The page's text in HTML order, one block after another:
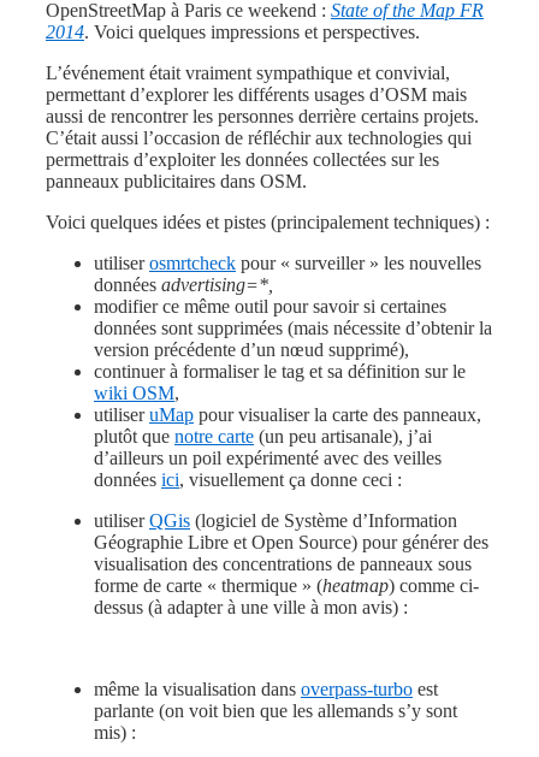
OpenStreetMap à Paris ce weekend : State of the Map FR
2014. Voici quelques impressions et perspectives.
L’événement était vraiment sympathique et convivial,
permettant d’explorer les différents usages d’OSM mais
aussi de rencontrer les personnes derrière certains projets.
C’était aussi l’occasion de réfléchir aux technologies qui
permettrais d’exploiter les données collectées sur les
panneaux publicitaires dans OSM.
Voici quelques idées et pistes (principalement techniques) :
utiliserosmrtcheck pour « surveiller » les nouvelles
données advertising=*,
modifier ce même outil pour savoir si certaines
données sont supprimées (mais nécessite d’obtenir la
version précédente d’un nœud supprimé),
continuer à formaliser le tag et sa définition sur le
wiki OSM,
utiliseruMap pour visualiser la carte des panneaux,
plutôt que notre carte (un peu artisanale), j’ai
d’ailleurs un poil expérimenté avec des veilles
données ici, visuellement ça donne ceci :
utiliserQGis (logiciel de Système d’Information
Géographie Libre et Open Source) pour générer des
visualisation des concentrations de panneaux sous
forme de carte « thermique » (heatmap) comme ci-
dessus (à adapter à une ville à mon avis) :
même la visualisation dans overpass-turbo est
parlante (on voit bien que les allemands s’y sont
mis) :